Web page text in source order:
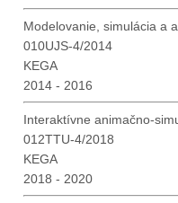
Modelovanie, simulácia a
010UJS-4/2014
KEGA
2014 - 2016
Interaktívne animačno-
012TTU-4/2018
KEGA
2018 - 2020